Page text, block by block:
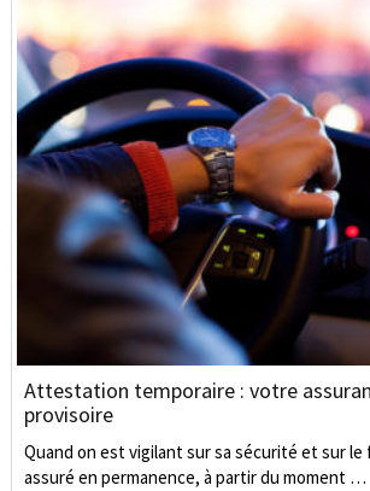
Attestation temporaire : votre
provisoire
Quand on est vigilant sur sa sécurité et sur le
assuré en permanence, à partir du moment …